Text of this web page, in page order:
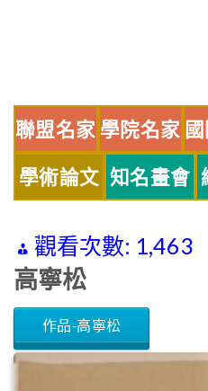
聯盟名家 學院名家
學術論文 知名畫會
觀看次數: 1,463
高寧松
作品-高寧松